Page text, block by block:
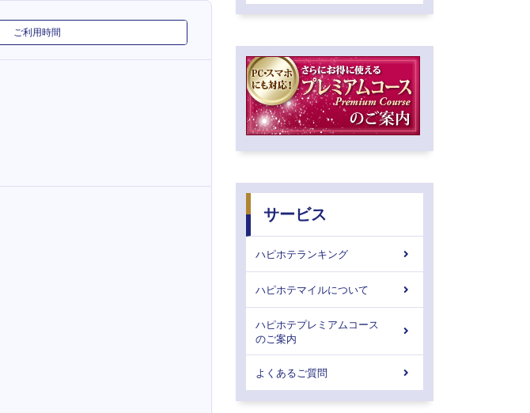
ご利用時間
サービス
ハピホテランキング
ハピホテマイルについて
ハピホテプレミアムコース
のご案内
よくあるご質問